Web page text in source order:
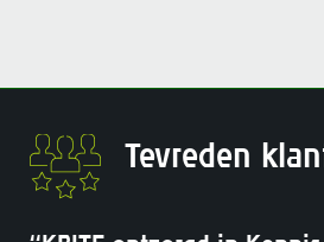
Tevreden